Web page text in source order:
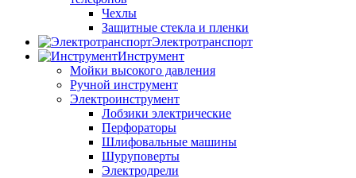
Чехлы
Защитные стекла и пленки
Электротранспорт
Инструмент
Мойки высокого давления
Ручной инструмент
Электроинструмент
Лобзики электрические
Перфораторы
Шлифовальные машины
Шуруповерты
Электродрели